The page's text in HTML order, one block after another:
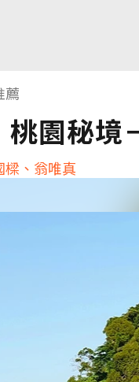
薦
園秘
樑、翁唯真